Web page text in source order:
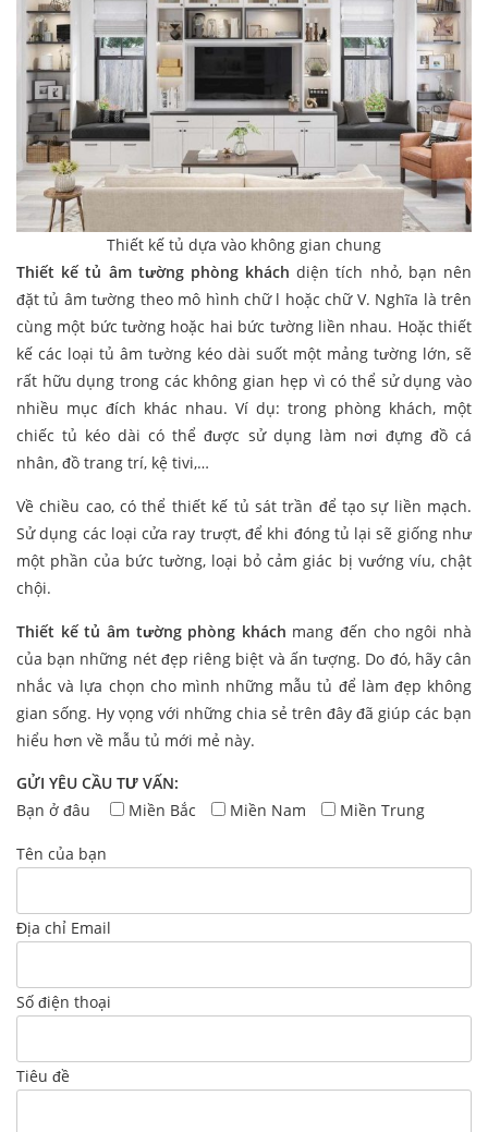
Thiết kế tủ dựa vào không gian chung
Thiết kế tủ âm tường phòng khách diện tích nhỏ, bạn nên
đặt tủ âm tường theo mô hình chữ l hoặc chữ V. Nghĩa là trên
cùng một bức tường hoặc hai bức tường liền nhau. Hoặc thiết
kế các loại tủ âm tường kéo dài suốt một mảng tường lớn, sẽ
rất hữu dụng trong các không gian hẹp vì có thể sử dụng vào
nhiều mục đích khác nhau. Ví dụ: trong phòng khách, một
chiếc tủ kéo dài có thể được sử dụng làm nơi đựng đồ cá
nhân, đồ trang trí, kệ tivi,…
Về chiều cao, có thể thiết kế tủ sát trần để tạo sự liền mạch.
Sử dụng các loại cửa ray trượt, để khi đóng tủ lại sẽ giống như
một phần của bức tường, loại bỏ cảm giác bị vướng víu, chật
chội.
Thiết kế tủ âm tường phòng khách mang đến cho ngôi nhà
của bạn những nét đẹp riêng biệt và ấn tượng. Do đó, hãy cân
nhắc và lựa chọn cho mình những mẫu tủ để làm đẹp không
gian sống. Hy vọng với những chia sẻ trên đây đã giúp các bạn
hiểu hơn về mẫu tủ mới mẻ này.
GỬI YÊU CẦU TƯ VẤN:
Bạn ở đâu
Miền Bắc Miền Nam Miền Trung
Tên của bạn
Địa chỉ Email
Số điện thoại
Tiêu đề